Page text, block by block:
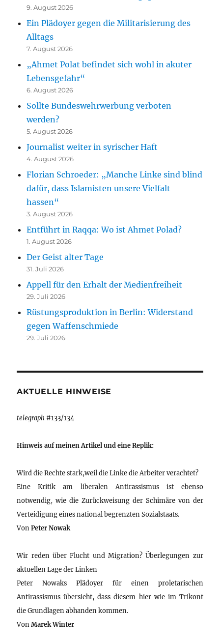
9. August 2026
Ein Plädoyer gegen die Militarisierung des
Alltags
7. August 2026
„Ahmet Polat befindet sich wohl in akuter
Lebensgefahr“
6. August 2026
Sollte Bundeswehrwerbung verboten
werden?
5. August 2026
Journalist weiter in syrischer Haft
4. August 2026
Florian Schroeder: „Manche Linke sind blind
dafür, dass Islamisten unsere Vielfalt
hassen“
3. August 2026
Entführt in Raqqa: Wo ist Ahmet Polad?
1. August 2026
Der Geist alter Tage
31. Juli 2026
Appell für den Erhalt der Medienfreiheit
29. Juli 2026
Rüstungsproduktion in Berlin: Widerstand
gegen Waffenschmiede
29. Juli 2026
AKTUELLE HINWEISE
telegraph #133/134
Hinweis auf meinen Artikel und eine Replik:
Wird die Rechte stark,weil die Linke die Arbeiter verachtet?
Eine Kritik am liberalen Antirassismus ist ebenso
notwendig, wie die Zurückweisung der Schimäre von der
Verteidigung eines national begrenzten Sozialstaats.
VonPeter Nowak
Wir reden über Flucht und Migration? Überlegungen zur
aktuellen Lage der Linken
Peter Nowaks Plädoyer für einen proletarischen
Antirassismus übersieht, dass diesem hier wie im Trikont
die Grundlagen abhanden kommen.
VonMarek Winter